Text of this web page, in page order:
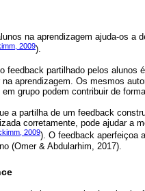
na aprendizagem ajuda-os a
2009).
feedback partilhado pelos alunos
aprendizagem. Os mesmos
grupo podem contribuir de
a partilha de um feedback
corretamente, pode ajudar a
2009). O feedback aperfeiçoa
(Omer & Abdularhim, 2017).